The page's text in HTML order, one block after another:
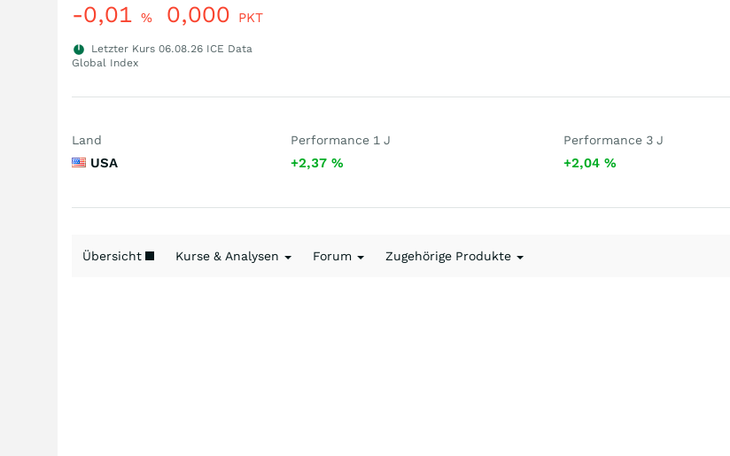
-0,01 % 0,000 PKT
Letzter Kurs 06.08.26 ICE Data
Global Index
Land
USA
Performance 1 J
+2,37 %
Performance 3 J
+2,04 %
Übersicht Kurse & Analysen Forum Zugehörige Produkte